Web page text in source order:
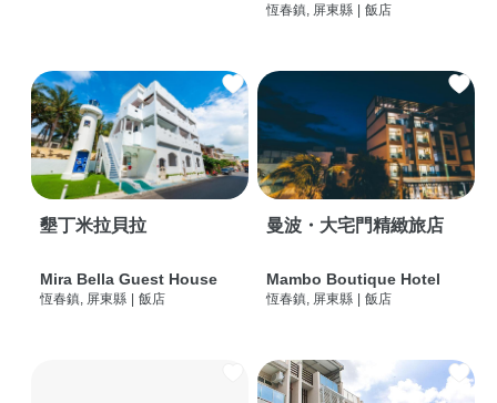
恆春鎮, 屏東縣 飯店
墾丁米拉貝拉
Mira Bella Guest House
恆春鎮, 屏東縣 飯店
曼波・大宅門精緻旅店
Mambo Boutique Hotel
恆春鎮, 屏東縣 飯店